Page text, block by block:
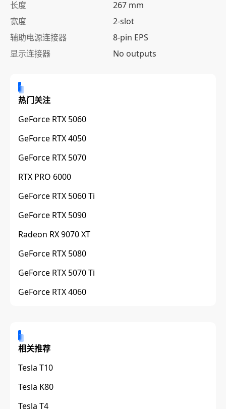
长度
267 mm
宽度
2-slot
辅助电源连接器
8-pin EPS
显示连接器
No outputs
热门关注
GeForce RTX 5060
GeForce RTX 4050
GeForce RTX 5070
RTX PRO 6000
GeForce RTX 5060 Ti
GeForce RTX 5090
Radeon RX 9070 XT
GeForce RTX 5080
GeForce RTX 5070 Ti
GeForce RTX 4060
相关推荐
Tesla T10
Tesla K80
Tesla T4